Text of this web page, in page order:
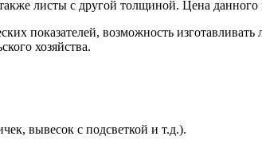
листы с другой толщиной. Цена
показателей, возможность
хозяйства.
вывесок с подсветкой и т.д.).